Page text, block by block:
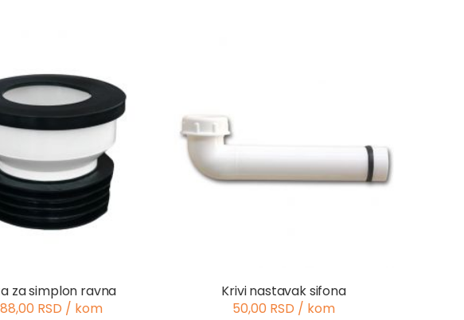
za simplon ravna
RSD / kom
Krivi nastavak sifona
50,00 RSD / kom